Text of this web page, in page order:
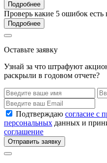
Подробнее
Проверь какие 5 ошибок
Подробнее
Оставьте заявку
Узнай за что штрафуют
раскрыли в годовом отчете?
Подтверждаю согласие с
персональных данных и
соглашение
Отправить заявку